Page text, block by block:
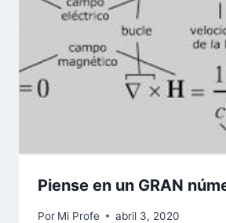
Piense en un GRAN
Por Mi Profe abril 3, 2020